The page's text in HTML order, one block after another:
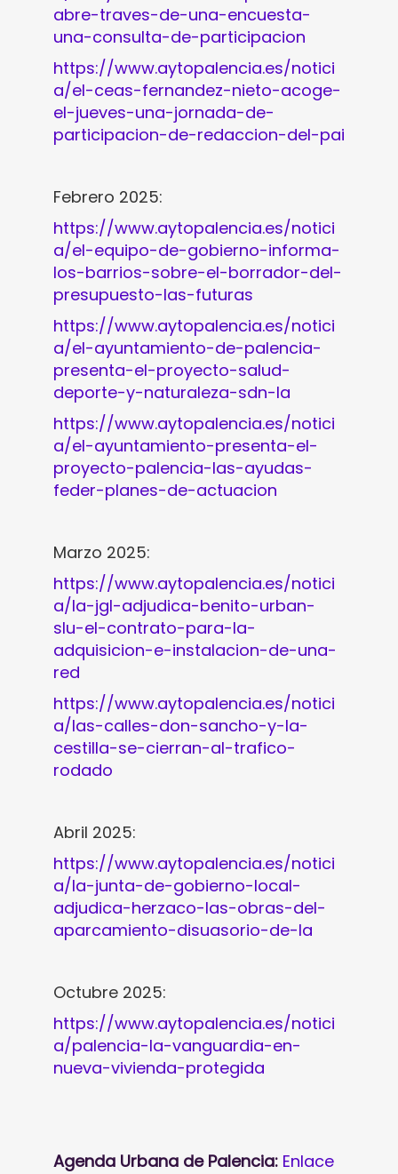
abre-traves-de-una-encuesta-
una-consulta-de-participacion
https://www.aytopalencia.es/notici
a/el-ceas-fernandez-nieto-acoge-
el-jueves-una-jornada-de-
participacion-de-redaccion-del-pai
Febrero 2025:
https://www.aytopalencia.es/notici
a/el-equipo-de-gobierno-informa-
los-barrios-sobre-el-borrador-del-
presupuesto-las-futuras
https://www.aytopalencia.es/notici
a/el-ayuntamiento-de-palencia-
presenta-el-proyecto-salud-
deporte-y-naturaleza-sdn-la
https://www.aytopalencia.es/notici
a/el-ayuntamiento-presenta-el-
proyecto-palencia-las-ayudas-
feder-planes-de-actuacion
Marzo 2025:
https://www.aytopalencia.es/notici
a/la-jgl-adjudica-benito-urban-
slu-el-contrato-para-la-
adquisicion-e-instalacion-de-una-
red
https://www.aytopalencia.es/notici
a/las-calles-don-sancho-y-la-
cestilla-se-cierran-al-trafico-
rodado
Abril 2025:
https://www.aytopalencia.es/notici
a/la-junta-de-gobierno-local-
adjudica-herzaco-las-obras-del-
aparcamiento-disuasorio-de-la
Octubre 2025:
https://www.aytopalencia.es/notici
a/palencia-la-vanguardia-en-
nueva-vivienda-protegida
Agenda Urbana de Palencia: Enlace